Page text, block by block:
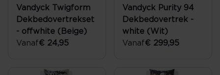
Vandyck Twigform
Dekbedovertrekset
- offwhite (Beige)
Vanaf€ 24,95
Vandyck Purity 94
Dekbedovertrek -
white (Wit)
Vanaf€ 299,95